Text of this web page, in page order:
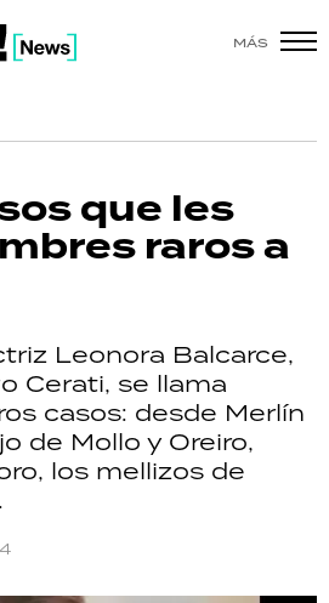
MÁS
que les
raros a
Leonora Balcarce,
Cerati, se llama
casos: desde Merlín
de Mollo y Oreiro,
los mellizos de